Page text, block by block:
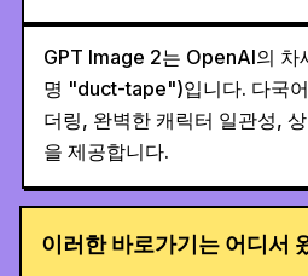
GPT Image 2는 OpenAI의 차
명 "duct-tape")입니다. 다국
더링, 완벽한 캐릭터 일관성,
을 제공합니다.
이러한 바로가기는 어디서